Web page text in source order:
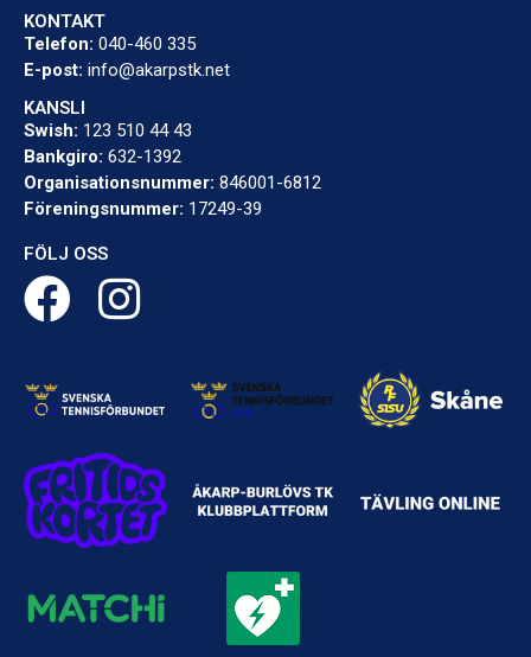
KONTAKT
Telefon: 040-460 335
E-post: info@akarpstk.net
KANSLI
Swish: 123 510 44 43
Bankgiro: 632-1392
Organisationsnummer: 846001-6812
Föreningsnummer: 17249-39
FÖLJ OSS